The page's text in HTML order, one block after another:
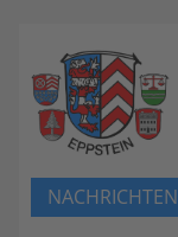
NACHRICHTEN